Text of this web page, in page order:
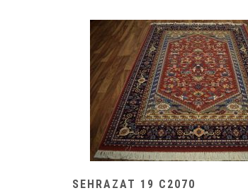
SEHRAZAT 19 C2070